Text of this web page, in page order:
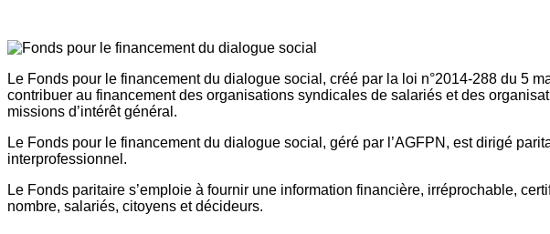
Le Fonds pour le financement du dialogue social, créé par la loi n°2014-288 du 5
contribuer au financement des organisations syndicales de salariés et des
missions d’intérêt général.
Le Fonds pour le financement du dialogue social, géré par l’AGFPN, est dirigé
interprofessionnel.
Le Fonds paritaire s’emploie à fournir une information financière, irréprochable,
nombre, salariés, citoyens et décideurs.